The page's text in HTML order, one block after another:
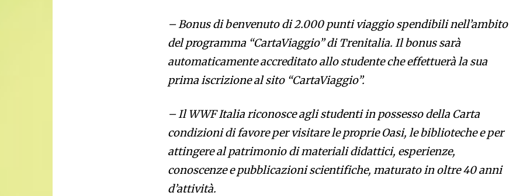
– Bonus di benvenuto di 2.000 punti viaggio spendibili nell’ambito
del programma “CartaViaggio” di Trenitalia. Il bonus sarà
automaticamente accreditato allo studente che effettuerà la sua
prima iscrizione al sito “CartaViaggio”.
– Il WWF Italia riconosce agli studenti in possesso della Carta
condizioni di favore per visitare le proprie Oasi, le biblioteche e per
attingere al patrimonio di materiali didattici, esperienze,
conoscenze e pubblicazioni scientifiche, maturato in oltre 40 anni
d’attività.